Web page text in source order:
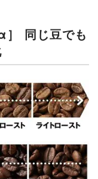
］ 同じ豆でも